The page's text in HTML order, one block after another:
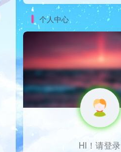
个人中心
HI！请登录